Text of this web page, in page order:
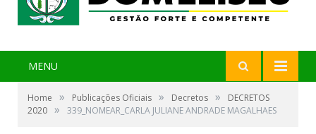
MENU
Home » Publicações Oficiais » Decretos »
DECRETOS
2020 » 339_NOMEAR_CARLA JULIANE ANDRADE MAGALHAES